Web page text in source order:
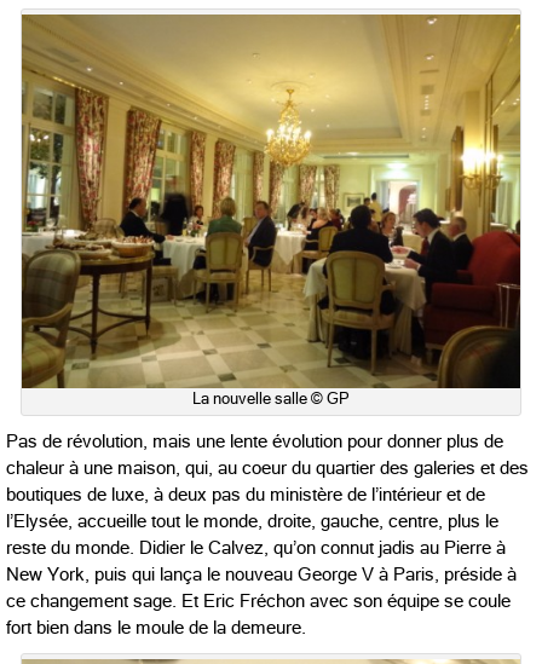
La nouvelle salle © GP
Pas de révolution, mais une lente évolution pour donner plus de
chaleur à une maison, qui, au coeur du quartier des galeries et des
boutiques de luxe, à deux pas du ministère de l’intérieur et de
l’Elysée, accueille tout le monde, droite, gauche, centre, plus le
reste du monde. Didier le Calvez, qu’on connut jadis au Pierre à
New York, puis qui lança le nouveau George V à Paris, préside à
ce changement sage. Et Eric Fréchon avec son équipe se coule
fort bien dans le moule de la demeure.